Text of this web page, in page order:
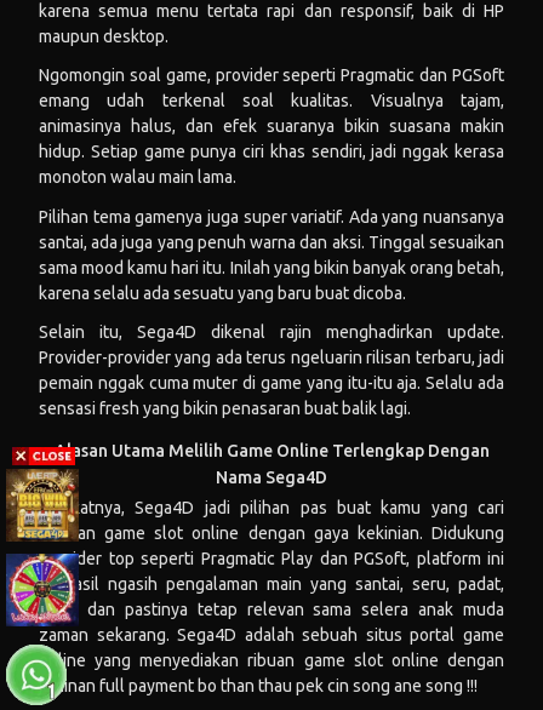
karena semua menu tertata rapi dan responsif, baik di HP
maupun desktop.
Ngomongin soal game, provider seperti Pragmatic dan PGSoft
emang udah terkenal soal kualitas. Visualnya tajam,
animasinya halus, dan efek suaranya bikin suasana makin
hidup. Setiap game punya ciri khas sendiri, jadi nggak kerasa
monoton walau main lama.
Pilihan tema gamenya juga super variatif. Ada yang nuansanya
santai, ada juga yang penuh warna dan aksi. Tinggal sesuaikan
sama mood kamu hari itu. Inilah yang bikin banyak orang betah,
karena selalu ada sesuatu yang baru buat dicoba.
Selain itu, Sega4D dikenal rajin menghadirkan update.
Provider-provider yang ada terus ngeluarin rilisan terbaru, jadi
pemain nggak cuma muter di game yang itu-itu aja. Selalu ada
sensasi fresh yang bikin penasaran buat balik lagi.
Alasan Utama Melilih Game Online Terlengkap Dengan
Nama Sega4D
Singkatnya, Sega4D jadi pilihan pas buat kamu yang cari
hiburan game slot online dengan gaya kekinian. Didukung
provider top seperti Pragmatic Play dan PGSoft, platform ini
berhasil ngasih pengalaman main yang santai, seru, padat,
jelas, dan pastinya tetap relevan sama selera anak muda
zaman sekarang.Sega4D adalah sebuah situs portal game
online yang menyediakan ribuan game slot online dengan
jaminan full payment bo than thau pek cin song ane song !!!